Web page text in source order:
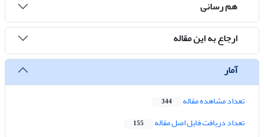
هم رسانی
ارجاع به این مقاله
آمار
تعداد مشاهده مقاله 344
تعداد دریافت فایل اصل مقاله 155